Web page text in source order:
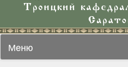
Троицкий
Меню